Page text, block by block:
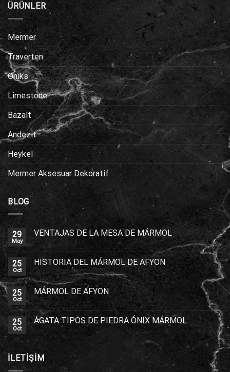
ÜRÜNLER
Mermer
Traverten
Oniks
Limestone
Bazalt
Andezit
Heykel
Mermer Aksesuar Dekoratif
BLOG
29
May
VENTAJAS DE LA MESA DE MÁRMOL
25
Oct
HISTORIA DEL MÁRMOL DE AFYON
25
Oct
MÁRMOL DE AFYON
25
Oct
ÁGATA TIPOS DE PIEDRA ÓNIX MÁRMOL
İLETİŞİM